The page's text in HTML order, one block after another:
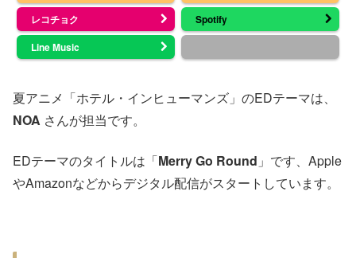
レコチョク
Spotify
Line Music
夏アニメ「ホテル・インヒューマンズ」のEDテーマは、
NOA さんが担当です。
EDテーマのタイトルは「Merry Go Round 」です、Apple
やAmazonなどからデジタル配信がスタートしています。